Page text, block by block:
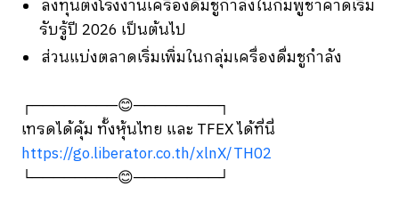
ลงทุนตั้งโรงงานเครื่องดื่มชูกำลังในกัมพูชาคาดเริ่ม
รับรู้ปี 2026 เป็นต้นไป
ส่วนแบ่งตลาดเริ่มเพิ่มในกลุ่มเครื่องดื่มชูกำลัง
┌────────😊────────┐
เทรดได้คุ้ม ทั้งหุ้นไทย และ TFEX ได้ที่นี่
https://go.liberator.co.th/xlnX/TH02
└────────😊────────┘